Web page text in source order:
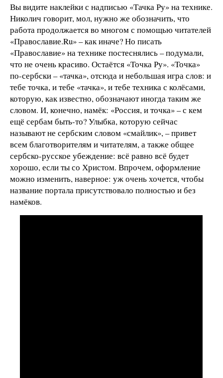
Вы видите наклейки с надписью «Тачка Ру» на технике.
Николич говорит, мол, нужно же обозначить, что
работа продолжается во многом с помощью читателей
«Православие.Ru» – как иначе? Но писать
«Православие» на технике постеснялись – подумали,
что не очень красиво. Остаётся «Точка Ру». «Точка»
по-сербски – «тачка», отсюда и небольшая игра слов: и
тебе точка, и тебе «тачка», и тебе техника с колёсами,
которую, как известно, обозначают иногда таким же
словом. И, конечно, намёк: «Россия, и точка» – с кем
ещё сербам быть-то? Улыбка, которую сейчас
называют не сербским словом «смайлик», – привет
всем благотворителям и читателям, а также общее
сербско-русское убеждение: всё равно всё будет
хорошо, если ты со Христом. Впрочем, оформление
можно изменить, наверное: уж очень хочется, чтобы
название портала присутствовало полностью и без
намёков.